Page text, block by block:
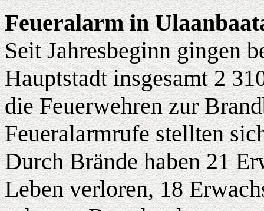
Feueralarm in
Seit Jahresbeginn gingen
Hauptstadt insgesamt 2
die Feuerwehren zur
Feueralarmrufe stellten
Durch Brände haben 21
Leben verloren, 18